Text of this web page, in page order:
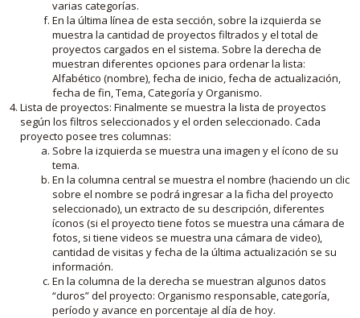
varias categorías.
En la última línea de esta sección, sobre la izquierda se
muestra la cantidad de proyectos filtrados y el total de
proyectos cargados en el sistema. Sobre la derecha de
muestran diferentes opciones para ordenar la lista:
Alfabético (nombre), fecha de inicio, fecha de actualización,
fecha de fin, Tema, Categoría y Organismo.
Lista de proyectos: Finalmente se muestra la lista de proyectos
según los filtros seleccionados y el orden seleccionado. Cada
proyecto posee tres columnas:
Sobre la izquierda se muestra una imagen y el ícono de su
tema.
En la columna central se muestra el nombre (haciendo un clic
sobre el nombre se podrá ingresar a la ficha del proyecto
seleccionado), un extracto de su descripción, diferentes
íconos (si el proyecto tiene fotos se muestra una cámara de
fotos, si tiene videos se muestra una cámara de video),
cantidad de visitas y fecha de la última actualización se su
información.
En la columna de la derecha se muestran algunos datos
“duros” del proyecto: Organismo responsable, categoría,
período y avance en porcentaje al día de hoy.